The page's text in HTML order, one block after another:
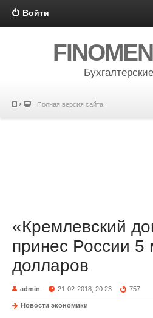
Войти
Полная версия сайта
«Кремлевский
принес России 5
долларов
admin 21-02-2018, 20:23 757
Новости экономики